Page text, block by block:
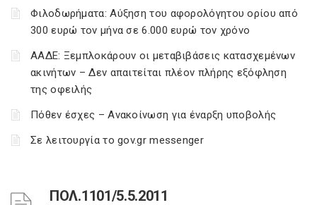
Φιλοδωρήματα: Αύξηση του αφορολόγητου ορίου από
300 ευρώ τον μήνα σε 6.000 ευρώ τον χρόνο
ΑΑΔΕ: Ξεμπλοκάρουν οι μεταβιβάσεις κατασχεμένων
ακινήτων – Δεν απαιτείται πλέον πλήρης εξόφληση
της οφειλής
Πόθεν έσχες – Ανακοίνωση για έναρξη υποβολής
Σε λειτουργία το gov.gr messenger
ΠΟΛ.1101/5.5.2011